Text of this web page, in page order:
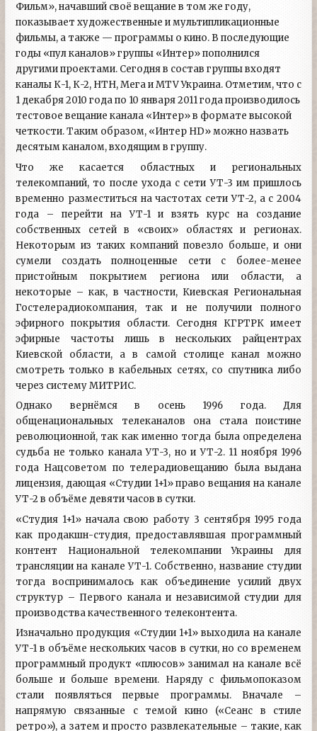
Фильм», начавший своё вещание в том же году,
показывает художественные и мультипликационные
фильмы, а также — программы о кино. В последующие
годы «пул каналов» группы «Интер» пополнился
другими проектами. Сегодня в состав группы входят
каналы К-1, К-2, НТН, Мега и MTV Украина. Отметим, что с
1 декабря 2010 года по 10 января 2011 года производилось
тестовое вещание канала «Интер» в формате высокой
четкости. Таким образом, «Интер HD» можно назвать
десятым каналом, входящим в группу.
Что же касается областных и региональных
телекомпаний, то после ухода с сети УТ-3 им пришлось
временно разместиться на частотах сети УТ-2, а с 2004
года – перейти на УТ-1 и взять курс на создание
собственных сетей в «своих» областях и регионах.
Некоторым из таких компаний повезло больше, и они
сумели создать полноценные сети с более-менее
пристойным покрытием региона или области, а
некоторые – как, в частности, Киевская Региональная
Гостелерадиокомпания, так и не получили полного
эфирного покрытия области. Сегодня КГРТРК имеет
эфирные частоты лишь в нескольких райцентрах
Киевской области, а в самой столице канал можно
смотреть только в кабельных сетях, со спутника либо
через систему МИТРИС.
Однако вернёмся в осень 1996 года. Для
общенациональных телеканалов она стала поистине
революционной, так как именно тогда была определена
судьба не только канала УТ-3, но и УТ-2. 11 ноября 1996
года Нацсоветом по телерадиовещанию была выдана
лицензия, дающая «Студии 1+1» право вещания на канале
УТ-2 в объёме девяти часов в сутки.
«Студия 1+1» начала свою работу 3 сентября 1995 года
как продакшн-студия, предоставлявшая программный
контент Национальной телекомпании Украины для
трансляции на канале УТ-1. Собственно, название студии
тогда воспринималось как объединение усилий двух
структур – Первого канала и независимой студии для
производства качественного телеконтента.
Изначально продукция «Студии 1+1» выходила на канале
УТ-1 в объёме нескольких часов в сутки, но со временем
программный продукт «плюсов» занимал на канале всё
больше и больше времени. Наряду с фильмопоказом
стали появляться первые программы. Вначале –
напрямую связанные с темой кино («Сеанс в стиле
ретро»), а затем и просто развлекательные – такие, как